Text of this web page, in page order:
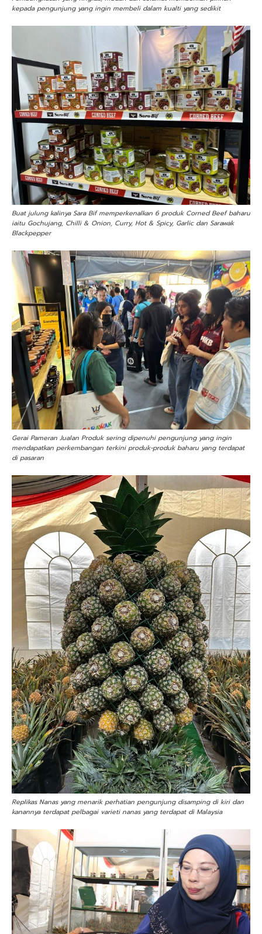
kepada pengunjung yang ingin membeli dalam kualti yang sedikit
Buat julung kalinya Sara Bif memperkenalkan 6 produk Corned Beef baharu
iaitu Gochujang, Chilli & Onion, Curry, Hot & Spicy, Garlic dan Sarawak
Blackpepper
Gerai Pameran Jualan Produk sering dipenuhi pengunjung yang ingin
mendapatkan perkembangan terkini produk-produk baharu yang terdapat
di pasaran
Replikas Nanas yang menarik perhatian pengunjung disamping di kiri dan
kanannya terdapat pelbagai varieti nanas yang terdapat di Malaysia